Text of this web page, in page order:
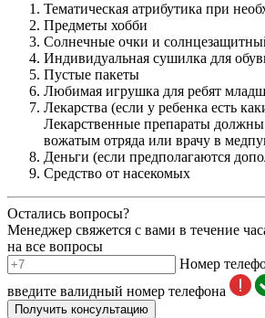
Тематическая атрибутика при
Предметы хобби
Солнечные очки и
Индивидуальная сушилка для
Пустые пакеты
Любимая игрушка для ребят
Лекарства (если у ребенка есть
Лекарственные препараты
вожатым отряда или врачу в
Деньги (если предполагаются
Средство от насекомых
Остались вопросы?
Менеджер свяжется с вами в течение
на все вопросы
Номер
введите валидный номер телефона
Получить консультацию